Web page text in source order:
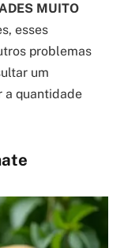
MUITO
esses
problemas
um
a quantidade